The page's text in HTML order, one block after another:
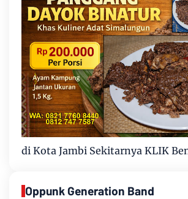
di Kota Jambi Sekitarnya KLIK
Oppunk Generation Band